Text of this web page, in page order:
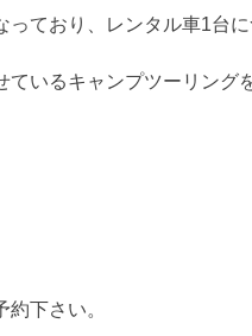
っており、レンタル車1台
ているキャンプツーリング
下さい。